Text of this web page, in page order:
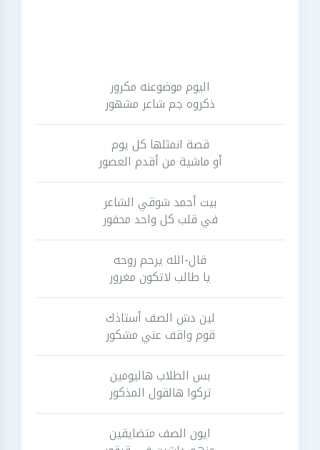
اليوم موضوعنه مكرور
ذكروه جم شاعر مشهور
قصة انمثلها كل يوم
أو ماشية من أقدم العصور
بيت أحمد شوقي الشاعر
في قلب كل واحد محفور
قال-الله يرحم روحه
يا طالب لاتكون مغرور
لين دش الصف أستاذك
قوم واقف عني مشكور
بس الطلاب هاليومين
تركوا هالقول المذكور
ايون الصف متضايقين